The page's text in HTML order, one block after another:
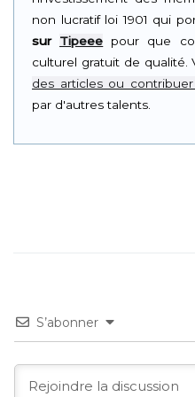
non lucratif loi 1901 qui
sur Tipeee pour que
culturel gratuit de qualité.
des articles ou
par d'autres talents.
S’abonner